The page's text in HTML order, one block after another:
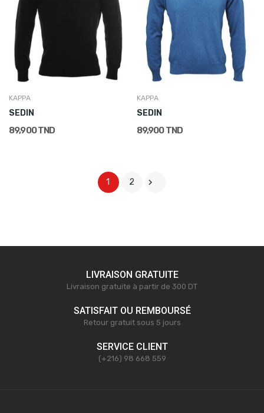
KAPPA
SEDIN
89,900 TND
KAPPA
SEDIN
89,900 TND
1 2 
LIVRAISON GRATUITE
Livraison gratuite à partir de 300 DT
SATISFAIT OU REMBOURSÉ
Retour gratuit sous 5 jours
SERVICE CLIENT
(+216) 98 668 559